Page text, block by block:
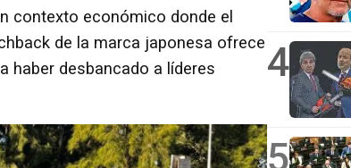
contexto económico donde el
de la marca japonesa ofrece
haber desbancado a líderes
4
5